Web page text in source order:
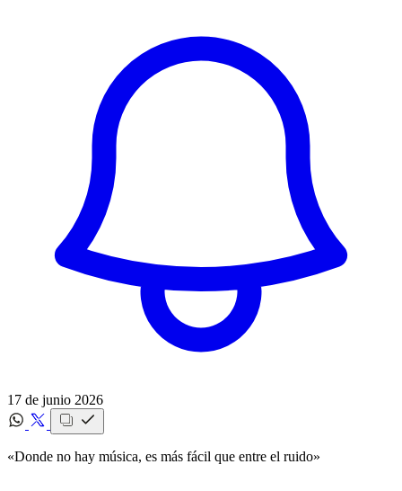
17 de junio 2026
«Donde no hay música, es más fácil que entre el ruido»